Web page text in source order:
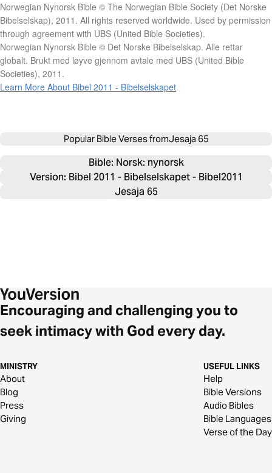
Norwegian Nynorsk Bible © The Norwegian Bible Society (Det Norske
Bibelselskap), 2011. All rights reserved worldwide. Used by permission
through agreement with UBS (United Bible Societies).
Norwegian Nynorsk Bible © Det Norske Bibelselskap. Alle rettar
globalt. Brukt med løyve gjennom avtale med UBS (United Bible
Societies), 2011.
Learn More About Bibel 2011 - Bibelselskapet
Popular Bible Verses fromJesaja 65
Bible: Norsk: nynorsk
Version: Bibel 2011 - Bibelselskapet - Bibel2011
Jesaja 65
Encouraging and challenging you to
seek intimacy with God every day.
MINISTRY
About
Blog
Press
Giving
USEFUL LINKS
Help
Bible Versions
Audio Bibles
Bible Languages
Verse of the Day